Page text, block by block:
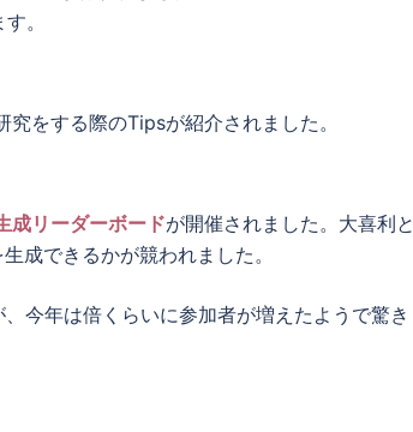
。
をする際のTipsが紹介されました。
成リーダーボードが開催されました。大喜利と
成できるかが競われました。
今年は倍くらいに参加者が増えたようで驚き